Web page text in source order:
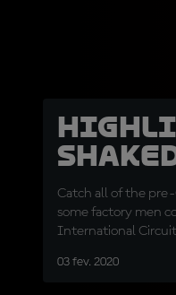
Catch all of the
some factory men
International Circuit
03 fev. 2020